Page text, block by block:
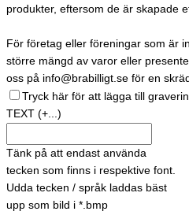
produkter, eftersom de är skapade
För företag eller föreningar som är
större mängd av varor eller
oss på info@brabilligt.se för en
Tryck här för att lägga till
TEXT (+...)
Tänk på att endast använda
tecken som finns i respektive font.
Udda tecken / språk laddas bäst
upp som bild i *.bmp